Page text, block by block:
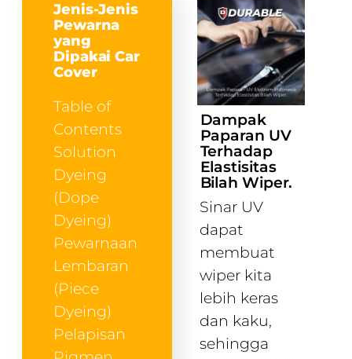
Jenis-Jenis
Pewarna
yang
Dipakai Car
Cover
Table of
Contents
Solution
Dyeing
(Dope
Dyeing)
Pewarnaan
Lembaran
(Piece
Dyeing)
Pelapisan
Dampak
Paparan UV
Terhadap
Elastisitas
Bilah Wiper.
Sinar UV
dapat
membuat
wiper kita
lebih keras
dan kaku,
sehingga